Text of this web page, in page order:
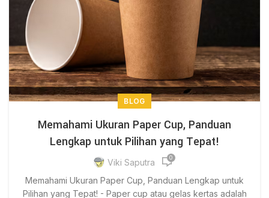
BLOG
Memahami Ukuran Paper Cup, Panduan
Lengkap untuk Pilihan yang Tepat!
Viki Saputra 0
Memahami Ukuran Paper Cup, Panduan Lengkap untuk
Pilihan yang Tepat! - Paper cup atau gelas kertas adalah